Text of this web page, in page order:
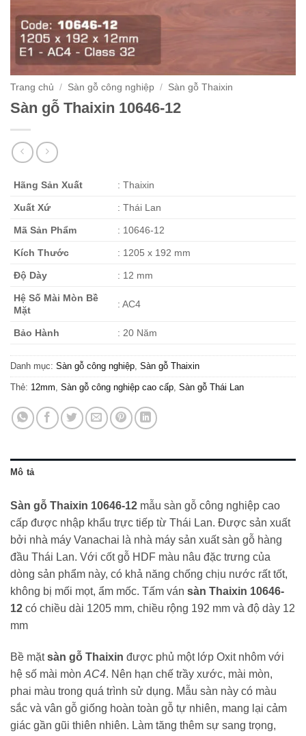
Trang chủ / Sàn gỗ công nghiệp / Sàn gỗ Thaixin
Sàn gỗ Thaixin 10646-12
Hãng Sản Xuất : Thaixin
Xuất Xứ : Thái Lan
Mã Sản Phẩm : 10646-12
Kích Thước : 1205 x 192 mm
Độ Dày : 12 mm
Hệ Số Mài Mòn Bề
Mặt
: AC4
Bảo Hành : 20 Năm
Danh mục: Sàn gỗ công nghiệp, Sàn gỗ Thaixin
Thẻ: 12mm, Sàn gỗ công nghiệp cao cấp, Sàn gỗ Thái Lan
Mô tả
Sàn gỗ Thaixin 10646-12 mẫu sàn gỗ công nghiệp cao
cấp được nhập khẩu trực tiếp từ Thái Lan. Được sản xuất
bởi nhà máy Vanachai là nhà máy sản xuất sàn gỗ hàng
đầu Thái Lan. Với cốt gỗ HDF màu nâu đặc trưng của
dòng sản phẩm này, có khả năng chống chịu nước rất tốt,
không bị mối mọt, ẩm mốc. Tấm ván sàn Thaixin 10646-
12 có chiều dài 1205 mm, chiều rộng 192 mm và độ dày 12
mm
Bề mặtsàn gỗ Thaixin được phủ một lớp Oxit nhôm với
hệ số mài mòn AC4. Nên hạn chế trầy xước, mài mòn,
phai màu trong quá trình sử dụng. Mẫu sàn này có màu
sắc và vân gỗ giống hoàn toàn gỗ tự nhiên, mang lại cảm
giác gần gũi thiên nhiên. Làm tăng thêm sự sang trọng,